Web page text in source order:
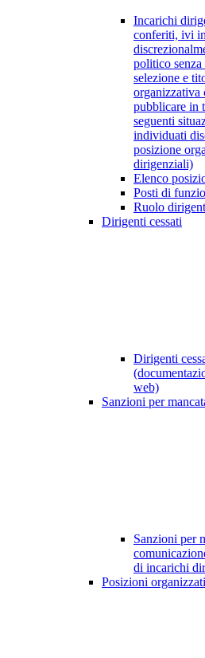
Incarichi
conferiti, ivi
politico
selezione e
organizzativa
pubblicare in
seguenti
individuati
posizione
dirigenziali)
Elenco
Posti di
Ruolo
Dirigenti cessati
Dirigenti
web)
Sanzioni per
Sanzioni per
di incarichi
Posizioni